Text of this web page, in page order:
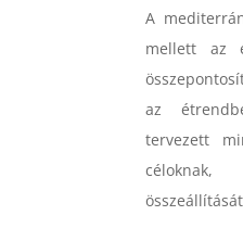
A
mellett az
az
tervezett